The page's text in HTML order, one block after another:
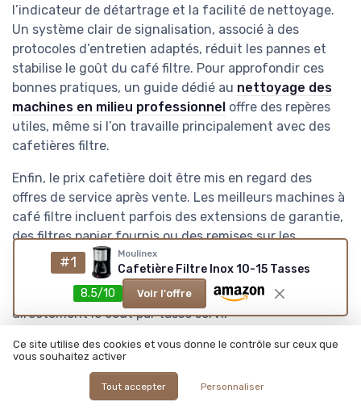
l’indicateur de détartrage et la facilité de nettoyage.
Un système clair de signalisation, associé à des
protocoles d’entretien adaptés, réduit les pannes et
stabilise le goût du café filtre. Pour approfondir ces
bonnes pratiques, un guide dédié au nettoyage des
machines en milieu professionnel offre des repères
utiles, même si l’on travaille principalement avec des
cafetières filtre.
Enfin, le prix cafetière doit être mis en regard des
offres de service après vente. Les meilleurs machines à
café filtre incluent parfois des extensions de garantie,
des filtres papier fournis ou des remises sur les
consommables. Dans un comparatif café
professionnel, ces éléments pèsent autant que la
puissance ou la capacité de tasses, car ils impactent
directement le coût par tasse servi.
Focus sur Moccamaster KBG
Select et les références haut de
#1 Moulinex
Cafetière Filtre Inox 10-15 Tasses
8.5/10
Voir l'offre
Ce site utilise des cookies et vous donne le contrôle sur ceux que
vous souhaitez activer
Tout accepter Personnaliser